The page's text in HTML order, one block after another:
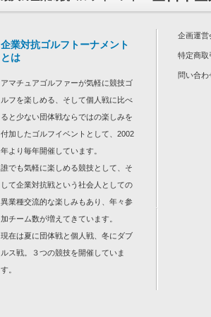
企業対抗ゴルフトーナメント
とは
アマチュアゴルファーが気軽に競技ゴ
ルフを楽しめる、そして個人戦に比べ
ると少ない団体戦ならではの楽しみを
付加したゴルフイベントとして、2002
年より毎年開催しています。
誰でも気軽に楽しめる競技として、そ
して企業対抗戦という社会人としての
異業種交流的な楽しみもあり、年々参
加チーム数が増えてきています。
現在は夏に団体戦と個人戦、冬にダブ
ルス戦。３つの競技を開催していま
す。
企画運営
特定商取
問い合わ